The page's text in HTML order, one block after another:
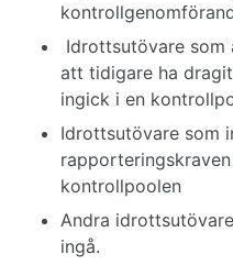
Idrottsutövare
att tidigare ha
ingick i en
Idrottsutövare som
kontrollpoolen
Andra
ingå.